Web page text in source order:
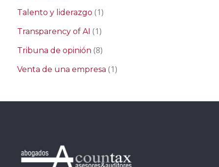
Talento y liderazgo (1)
Transparency of AI (1)
Tribuna de opinión (8)
Venta de una empresa (1)